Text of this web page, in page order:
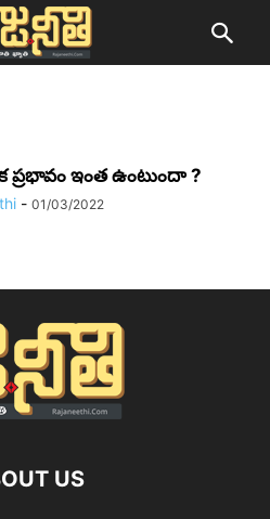
ప్రభావం ఇంత ఉంటుందా ?
- 01/03/2022
US